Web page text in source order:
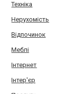
Техніка
Нерухомість
Відпочинок
Меблі
Інтернет
Інтер'єр